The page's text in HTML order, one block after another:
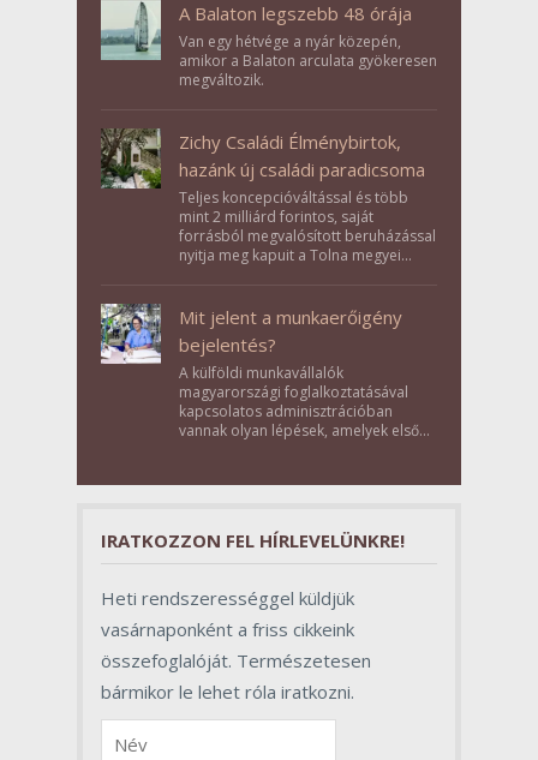
A Balaton legszebb 48 órája
Van egy hétvége a nyár közepén,
amikor a Balaton arculata gyökeresen
megváltozik.
Zichy Családi Élménybirtok,
hazánk új családi paradicsoma
Teljes koncepcióváltással és több
mint 2 milliárd forintos, saját
forrásból megvalósított beruházással
nyitja meg kapuit a Tolna megyei
Mit jelent a munkaerőigény
bejelentés?
A külföldi munkavállalók
magyarországi foglalkoztatásával
kapcsolatos adminisztrációban
vannak olyan lépések, amelyek első
szerepet töltenek be az egész
IRATKOZZON FEL HÍRLEVELÜNKRE!
Heti rendszerességgel küldjük
vasárnaponként a friss cikkeink
összefoglalóját. Természetesen
bármikor le lehet róla iratkozni.